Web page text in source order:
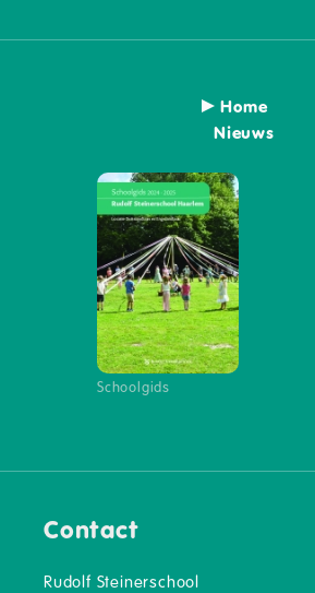
Home
Nieuws
Schoolgids
Contact
Rudolf Steinerschool